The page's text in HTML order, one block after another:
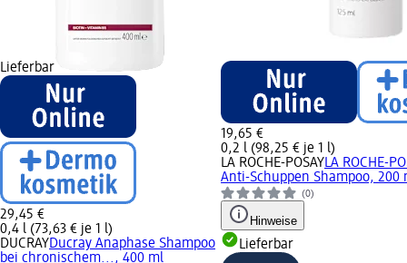
Lieferbar
29,45 €
0,4 l (73,63 € je 1 l)
DUCRAYDucray Anaphase Shampoo
bei chronischem..., 400 ml
19,65 €
0,2 l (98,25 € je 1 l)
LA ROCHE-POSAYLA ROCHE-
Anti-Schuppen Shampoo, 200
(0)
Hinweise
Lieferbar